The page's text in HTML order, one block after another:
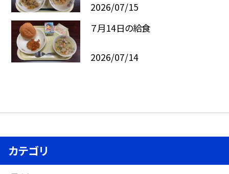
2026/07/15
７月14日の給食
2026/07/14
カテゴリ